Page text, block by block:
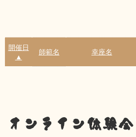
開催日
▲
師範名 幸座名
オンライン体験